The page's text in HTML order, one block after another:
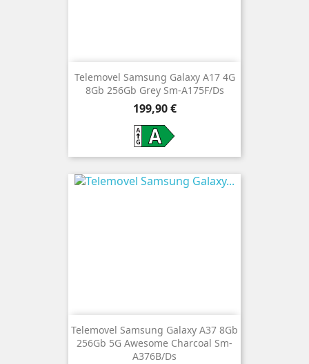
Telemovel Samsung Galaxy A17 4G
8Gb 256Gb Grey Sm-A175F/Ds
Preço
199,90 €
Telemovel Samsung Galaxy A37 8Gb
256Gb 5G Awesome Charcoal Sm-
A376B/Ds